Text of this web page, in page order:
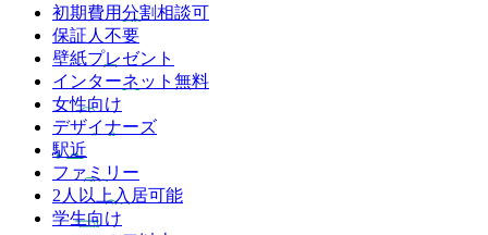
初期費用分割相談可
保証人不要
壁紙プレゼント
インターネット無料
女性向け
デザイナーズ
駅近
ファミリー
2人以上入居可能
学生向け